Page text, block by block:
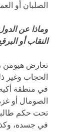
الصلبان أو
وماذا عن
النقاب أو
تعارض هيومن
الحجاب وغير
في منطقة أكيه
الصومال أو
تحت حكم
في جسده،